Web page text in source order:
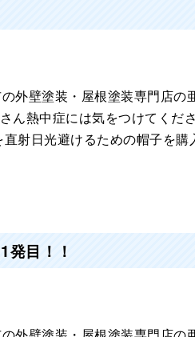
外壁塗装・屋根塗装専門店
熱中症には気をつけてくだ
射日光避けるための帽子を購
発目！！